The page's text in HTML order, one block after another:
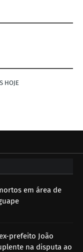
HOJE
em área de
prefeito João
na disputa ao